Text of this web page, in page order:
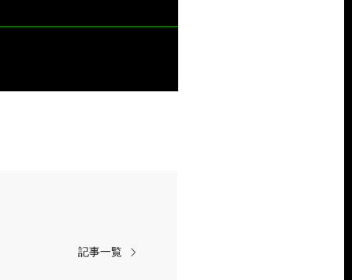
記事一覧